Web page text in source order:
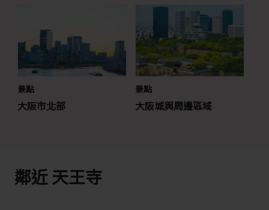
景點
大阪市北部
景點
大阪城與周邊區域
鄰近 天王寺